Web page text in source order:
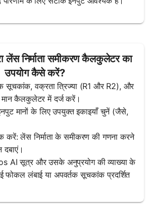
लेंस निर्माता समीकरण कैलकुलेटर का
उपयोग कैसे करें?
सूचकांक, वक्रता त्रिज्या (R1 और R2), और
कैलकुलेटर में दर्ज करें।
मानों के लिए उपयुक्त इकाइयाँ चुनें (जैसे,
करें: लेंस निर्माता के समीकरण की गणना करने
AI सूत्र और उसके अनुप्रयोग की व्याख्या के
फोकल लंबाई या अपवर्तक सूचकांक प्रदर्शित